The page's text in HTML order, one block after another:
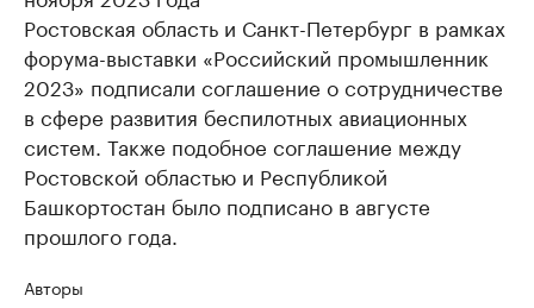
Ростовская область и Санкт-Петербург в рамках
форума-выставки «Российский промышленник
2023» подписали соглашение о сотрудничестве
в сфере развития беспилотных авиационных
систем. Также подобное соглашение между
Ростовской областью и Республикой
Башкортостан было подписано в августе
прошлого года.
Авторы